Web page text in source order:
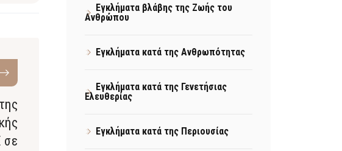
σε
Εγκλήματα βλάβης της Ζωής του
Ανθρώπου
Εγκλήματα κατά της Ανθρωπότητας
Εγκλήματα κατά της Γενετήσιας
Ελευθερίας
Εγκλήματα κατά της Περιουσίας